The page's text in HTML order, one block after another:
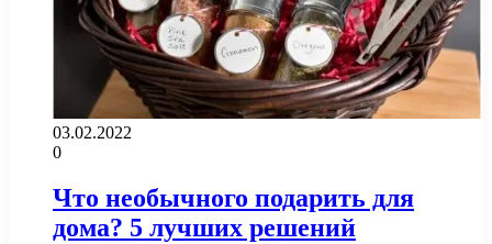
03.02.2022
0
Что необычного подарить для
дома? 5 лучших решений